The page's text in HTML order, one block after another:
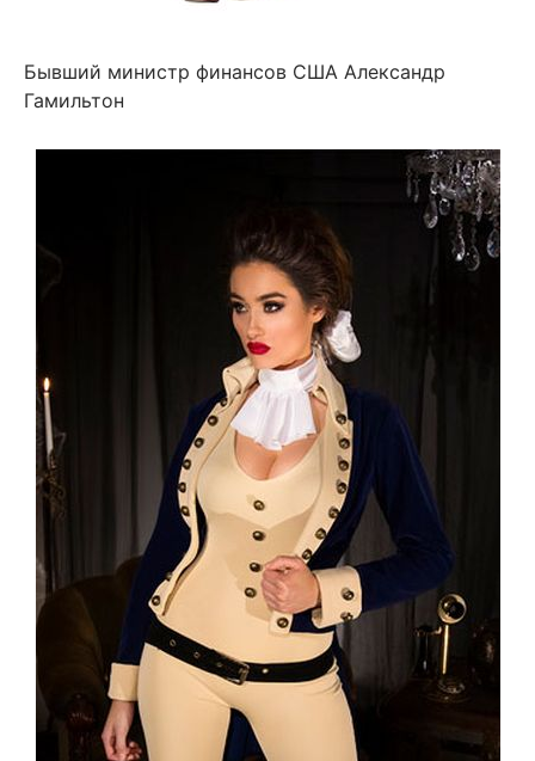
Бывший министр финансов США Александр
Гамильтон